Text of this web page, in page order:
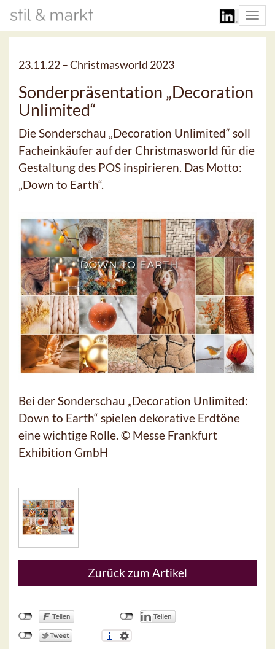
23.11.22 –Christmasworld 2023
Sonderpräsentation „Decoration
Unlimited“
Die Sonderschau „Decoration Unlimited“ soll
Facheinkäufer auf der Christmasworld für die
Gestaltung des POS inspirieren. Das Motto:
„Down to Earth“.
Bei der Sonderschau „Decoration Unlimited:
Down to Earth“ spielen dekorative Erdtöne
eine wichtige Rolle. © Messe Frankfurt
Exhibition GmbH
Zurück zum Artikel